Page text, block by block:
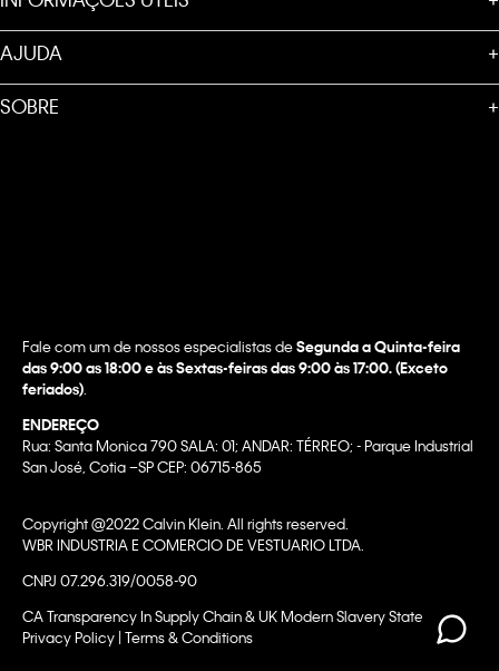
AJUDA +
SOBRE +
Fale com um de nossos especialistas deSegunda a Quinta-feira
das 9:00 as 18:00 e às Sextas-feiras das 9:00 às 17:00. (Exceto
feriados)
ENDEREÇO
Rua: Santa Monica 790 SALA: 01; ANDAR: TÉRREO; - Parque Industrial
San José, Cotia –SP CEP: 06715-865
Copyright @2022 Calvin Klein. All rights reserved.
WBR INDUSTRIA E COMERCIO DE VESTUARIO LTDA.
CNPJ 07.296.319/0058-90
CA Transparency In Supply Chain & UK Modern Slavery Statement |
Privacy Policy | Terms & Conditions